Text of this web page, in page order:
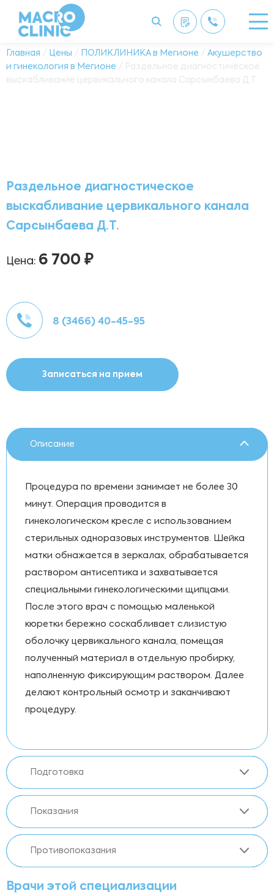
Главная / Цены / ПОЛИКЛИНИКА в Мегионе / Акушерство
и гинекология в Мегионе / Раздельное диагностическое
выскабливание цервикального канала Сарсынбаева Д.Т.
Раздельное диагностическое
выскабливание цервикального канала
Сарсынбаева Д.Т.
Цена: 6 700 ₽
8 (3466) 40-45-95
Записаться на прием
Описание
Процедура по времени занимает не более 30
минут. Операция проводится в
гинекологическом кресле с использованием
стерильных одноразовых инструментов. Шейка
матки обнажается в зеркалах, обрабатывается
раствором антисептика и захватывается
специальными гинекологическими щипцами.
После этого врач с помощью маленькой
кюретки бережно соскабливает слизистую
оболочку цервикального канала, помещая
полученный материал в отдельную пробирку,
наполненную фиксирующим раствором. Далее
делают контрольный осмотр и заканчивают
процедуру.
Подготовка
Показания
Противопоказания
Врачи этой специализации